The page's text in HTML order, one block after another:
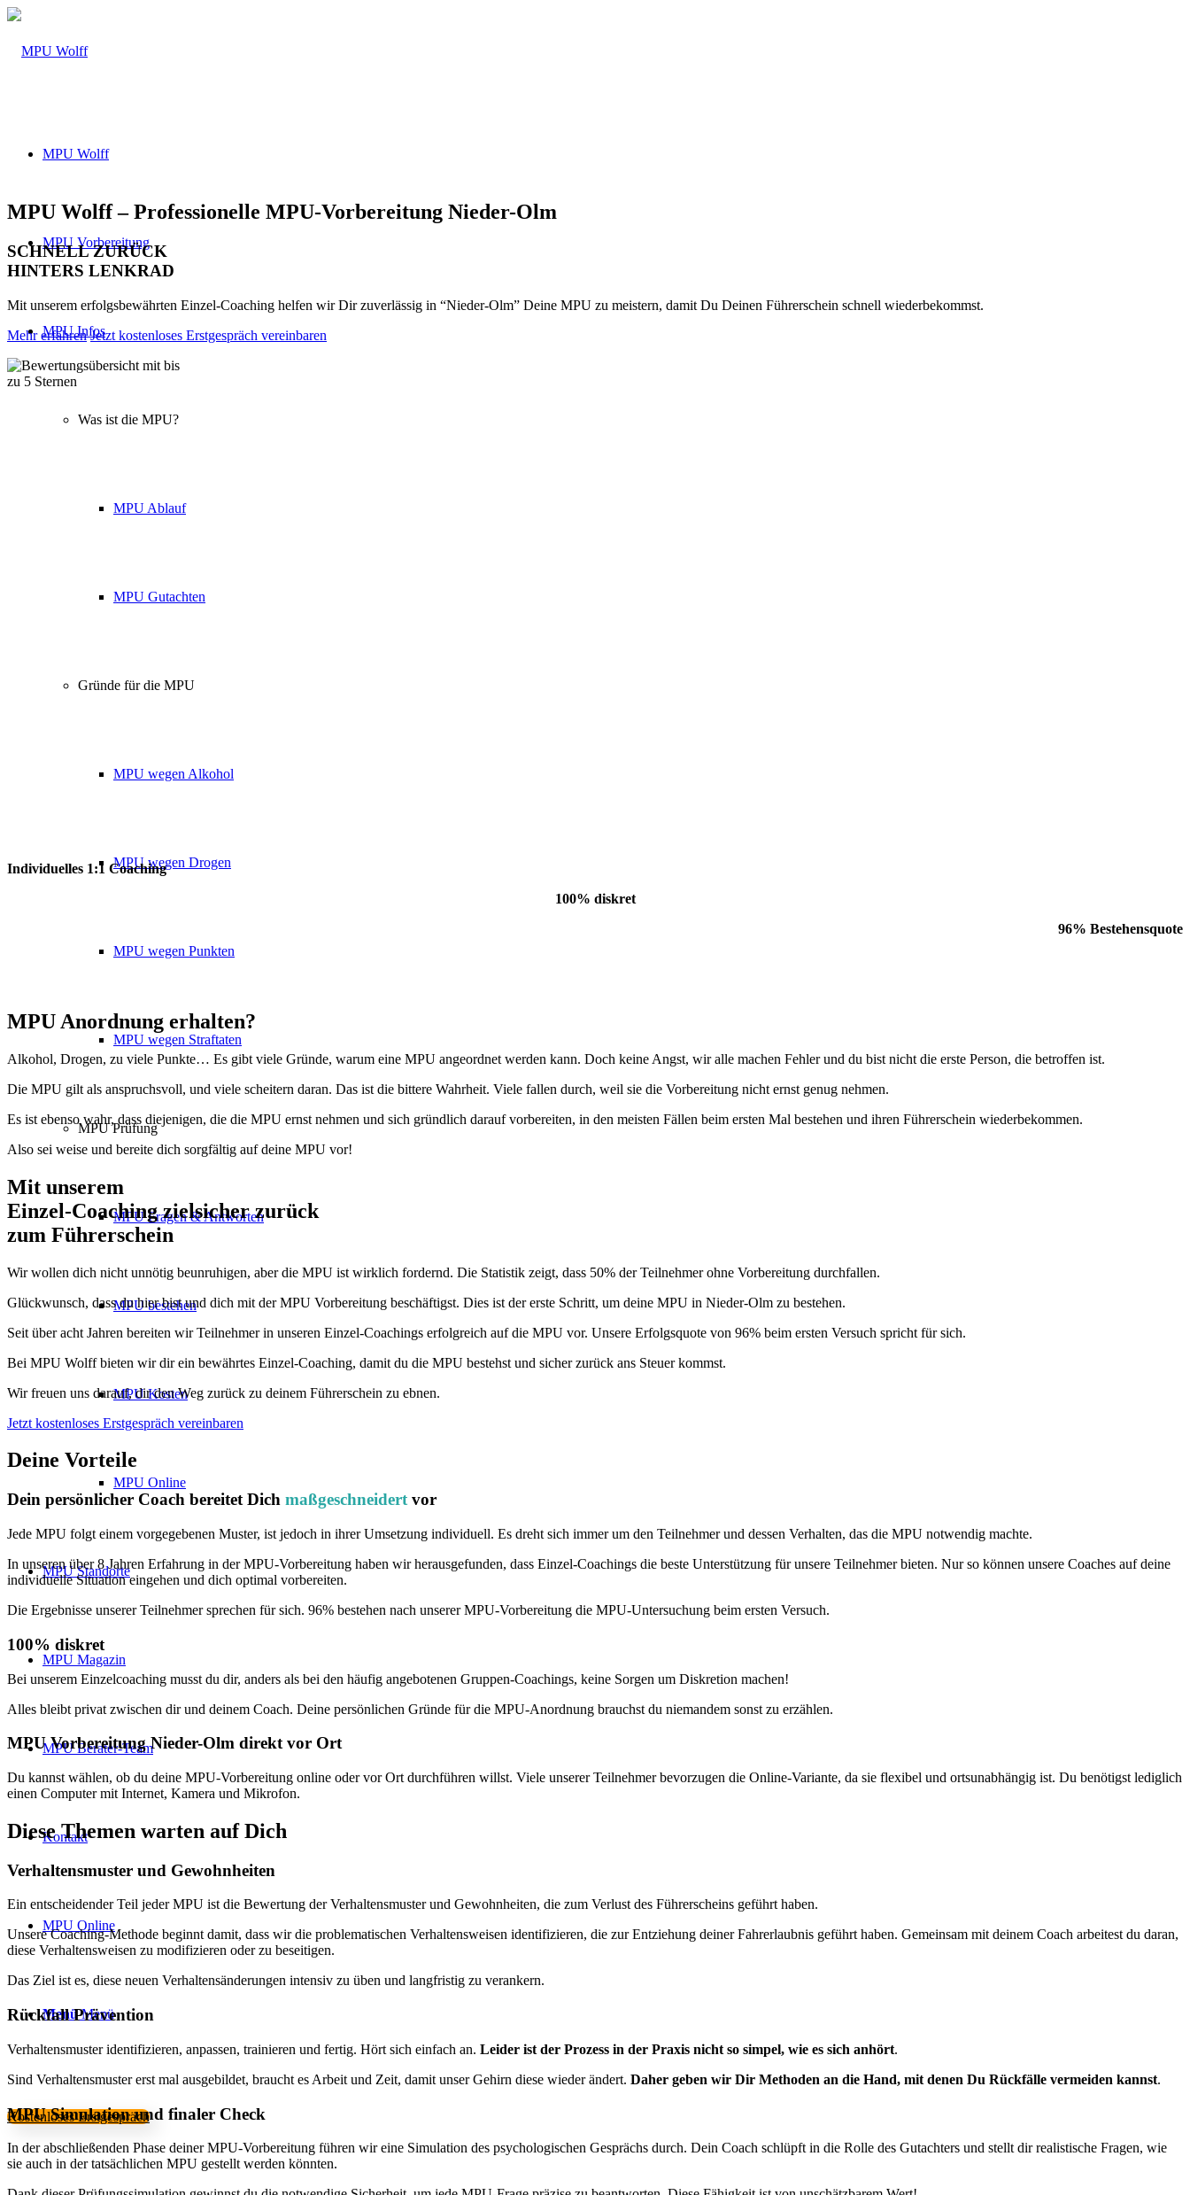
MPU Wolff
MPU Vorbereitung
MPU Infos
Was ist die MPU?
MPU Ablauf
MPU Gutachten
Gründe für die MPU
MPU wegen Alkohol
MPU wegen Drogen
MPU wegen Punkten
MPU wegen Straftaten
MPU Prüfung
MPU Fragen & Antworten
MPU bestehen
MPU Kosten
MPU Online
MPU Standorte
MPU Magazin
MPU Berater-Team
Kontakt
MPU Online
Menü Menü
Kostenloses Erstgespräch
MPU Wolff – Professionelle MPU-Vorbereitung Nieder-Olm
SCHNELL ZURÜCK
HINTERS LENKRAD
Mit unserem erfolgsbewährten Einzel-Coaching helfen wir Dir zuverlässig in “Nieder-Olm” Deine MPU zu meistern, damit Du Deinen Führerschein schnell wiederbekommst.
Mehr erfahren Jetzt kostenloses Erstgespräch vereinbaren
Individuelles 1:1 Coaching
100% diskret
96% Bestehensquote
MPU Anordnung erhalten?
Alkohol, Drogen, zu viele Punkte… Es gibt viele Gründe, warum eine MPU angeordnet werden kann. Doch keine Angst, wir alle machen Fehler und du bist nicht die erste Person, die betroffen ist.
Die MPU gilt als anspruchsvoll, und viele scheitern daran. Das ist die bittere Wahrheit. Viele fallen durch, weil sie die Vorbereitung nicht ernst genug nehmen.
Es ist ebenso wahr, dass diejenigen, die die MPU ernst nehmen und sich gründlich darauf vorbereiten, in den meisten Fällen beim ersten Mal bestehen und ihren Führerschein wiederbekommen.
Also sei weise und bereite dich sorgfältig auf deine MPU vor!
Mit unserem
Einzel-Coaching zielsicher zurück
zum Führerschein
Wir wollen dich nicht unnötig beunruhigen, aber die MPU ist wirklich fordernd. Die Statistik zeigt, dass 50% der Teilnehmer ohne Vorbereitung durchfallen.
Glückwunsch, dass du hier bist und dich mit der MPU Vorbereitung beschäftigst. Dies ist der erste Schritt, um deine MPU in Nieder-Olm zu bestehen.
Seit über acht Jahren bereiten wir Teilnehmer in unseren Einzel-Coachings erfolgreich auf die MPU vor. Unsere Erfolgsquote von 96% beim ersten Versuch spricht für sich.
Bei MPU Wolff bieten wir dir ein bewährtes Einzel-Coaching, damit du die MPU bestehst und sicher zurück ans Steuer kommst.
Wir freuen uns darauf, dir den Weg zurück zu deinem Führerschein zu ebnen.
Jetzt kostenloses Erstgespräch vereinbaren
Deine Vorteile
Dein persönlicher Coach bereitet Dich maßgeschneidertvor
Jede MPU folgt einem vorgegebenen Muster, ist jedoch in ihrer Umsetzung individuell. Es dreht sich immer um den Teilnehmer und dessen Verhalten, das die MPU notwendig machte.
In unseren über 8 Jahren Erfahrung in der MPU-Vorbereitung haben wir herausgefunden, dass Einzel-Coachings die beste Unterstützung für unsere Teilnehmer bieten. Nur so können unsere Coaches auf deine
individuelle Situation eingehen und dich optimal vorbereiten.
Die Ergebnisse unserer Teilnehmer sprechen für sich. 96% bestehen nach unserer MPU-Vorbereitung die MPU-Untersuchung beim ersten Versuch.
100% diskret
Bei unserem Einzelcoaching musst du dir, anders als bei den häufig angebotenen Gruppen-Coachings, keine Sorgen um Diskretion machen!
Alles bleibt privat zwischen dir und deinem Coach. Deine persönlichen Gründe für die MPU-Anordnung brauchst du niemandem sonst zu erzählen.
MPU Vorbereitung Nieder-Olm direkt vor Ort
Du kannst wählen, ob du deine MPU-Vorbereitung online oder vor Ort durchführen willst. Viele unserer Teilnehmer bevorzugen die Online-Variante, da sie flexibel und ortsunabhängig ist. Du benötigst lediglich
einen Computer mit Internet, Kamera und Mikrofon.
Diese Themen warten auf Dich
Verhaltensmuster und Gewohnheiten
Ein entscheidender Teil jeder MPU ist die Bewertung der Verhaltensmuster und Gewohnheiten, die zum Verlust des Führerscheins geführt haben.
Unsere Coaching-Methode beginnt damit, dass wir die problematischen Verhaltensweisen identifizieren, die zur Entziehung deiner Fahrerlaubnis geführt haben. Gemeinsam mit deinem Coach arbeitest du daran,
diese Verhaltensweisen zu modifizieren oder zu beseitigen.
Das Ziel ist es, diese neuen Verhaltensänderungen intensiv zu üben und langfristig zu verankern.
Rückfall Prävention
Verhaltensmuster identifizieren, anpassen, trainieren und fertig. Hört sich einfach an. Leider ist der Prozess in der Praxis nicht so simpel, wie es sich anhört.
Sind Verhaltensmuster erst mal ausgebildet, braucht es Arbeit und Zeit, damit unser Gehirn diese wieder ändert. Daher geben wir Dir Methoden an die Hand, mit denen Du Rückfälle vermeiden kannst.
MPU Simulation und finaler Check
In der abschließenden Phase deiner MPU-Vorbereitung führen wir eine Simulation des psychologischen Gesprächs durch. Dein Coach schlüpft in die Rolle des Gutachters und stellt dir realistische Fragen, wie
sie auch in der tatsächlichen MPU gestellt werden könnten.